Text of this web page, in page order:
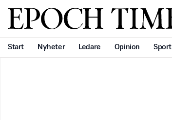
Svenska Epoch Times
Start Nyheter Ledare Opinion Sport